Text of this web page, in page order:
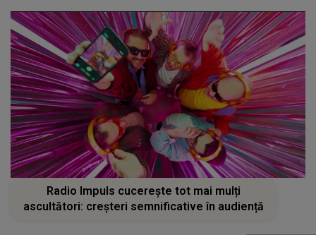
Radio Impuls cucerește tot mai mulți
ascultători: creșteri semnificative în audiență